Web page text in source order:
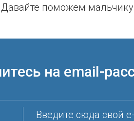
Давайте поможем
на email-
Введите сюда свой